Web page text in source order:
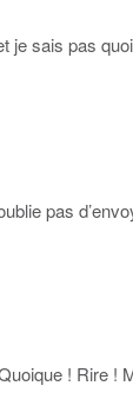
je sais pas
pas
! Rire